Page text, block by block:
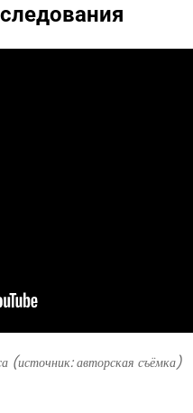
(источник: авторская съёмка)